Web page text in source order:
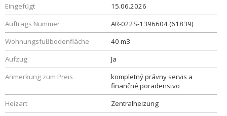
Eingefügt
15.06.2026
Auftrags Nummer
AR-022S-1396604 (61839)
Wohnungsfußbodenfläche
40 m3
Aufzug
Ja
Anmerkung zum Preis
kompletný právny servis a
finančné poradenstvo
Heizart
Zentralheizung